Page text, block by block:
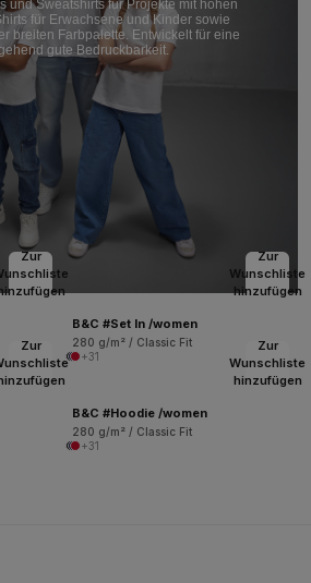
und Sweatshirts für Projekte mit hohen
für Erwachsene und Kinder sowie
breiten Farbpalette. Entwickelt für eine
gute Bedruckbarkeit.
Zur
Zur
Wunschliste
hinzufügen
B&C #Set In /women
280 g/m² / Classic Fit
+31
Zur
Zur
Wunschliste
hinzufügen
B&C #Hoodie /women
280 g/m² / Classic Fit
+31